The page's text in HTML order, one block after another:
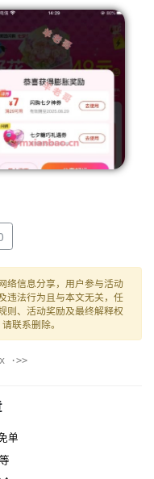
络信息分享，用户参与活动
违法行为且与本文无关，任
则、活动奖励及最终解释权
联系删除。
·>>
单